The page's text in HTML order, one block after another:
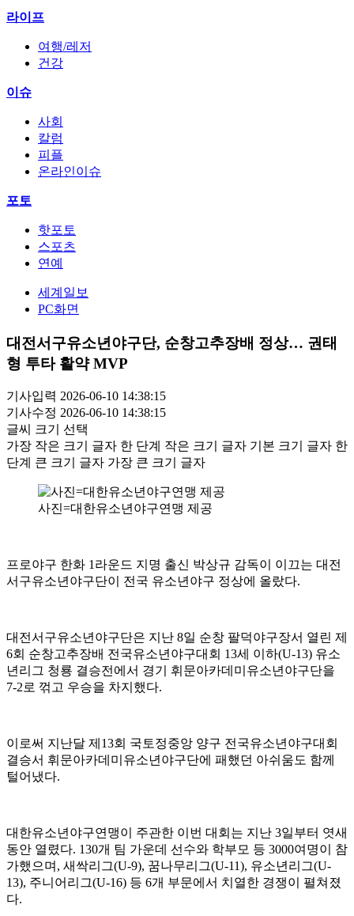
라이프
여행/레저
건강
이슈
사회
칼럼
피플
온라인이슈
포토
핫포토
스포츠
연예
세계일보
PC화면
대전서구유소년야구단, 순창고추장배 정상… 권태
형 투타 활약 MVP
기사입력 2026-06-10 14:38:15
기사수정 2026-06-10 14:38:15
글씨 크기 선택
가장 작은 크기 글자 한 단계 작은 크기 글자 기본 크기 글자 한
단계 큰 크기 글자 가장 큰 크기 글자
사진=대한유소년야구연맹 제공
프로야구 한화 1라운드 지명 출신 박상규 감독이 이끄는 대전
서구유소년야구단이 전국 유소년야구 정상에 올랐다.
대전서구유소년야구단은 지난 8일 순창 팔덕야구장서 열린 제
6회 순창고추장배 전국유소년야구대회 13세 이하(U-13) 유소
년리그 청룡 결승전에서 경기 휘문아카데미유소년야구단을
7-2로 꺾고 우승을 차지했다.
이로써 지난달 제13회 국토정중앙 양구 전국유소년야구대회
결승서 휘문아카데미유소년야구단에 패했던 아쉬움도 함께
털어냈다.
대한유소년야구연맹이 주관한 이번 대회는 지난 3일부터 엿새
동안 열렸다. 130개 팀 가운데 선수와 학부모 등 3000여명이 참
가했으며, 새싹리그(U-9), 꿈나무리그(U-11), 유소년리그(U-
13), 주니어리그(U-16) 등 6개 부문에서 치열한 경쟁이 펼쳐졌
다.